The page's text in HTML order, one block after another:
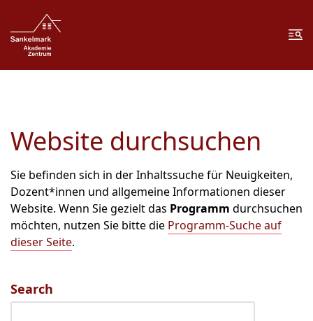
Zum Inhalt springen
Zur Fußzeile springen
Website durchsuchen
Sie befinden sich in der Inhaltssuche für Neuigkeiten,
Dozent*innen und allgemeine Informationen dieser
Website. Wenn Sie gezielt das Programm durchsuchen
möchten, nutzen Sie bitte die Programm-Suche auf
dieser Seite.
Search